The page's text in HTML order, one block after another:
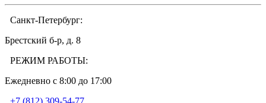
Санкт-Петербург:
Брестский б-р, д. 8
РЕЖИМ РАБОТЫ:
Ежедневно c 8:00 до 17:00
+7 (812) 309-54-77